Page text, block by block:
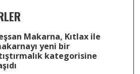
Makarna, Kıtlax ile
yeni bir
kategorisine